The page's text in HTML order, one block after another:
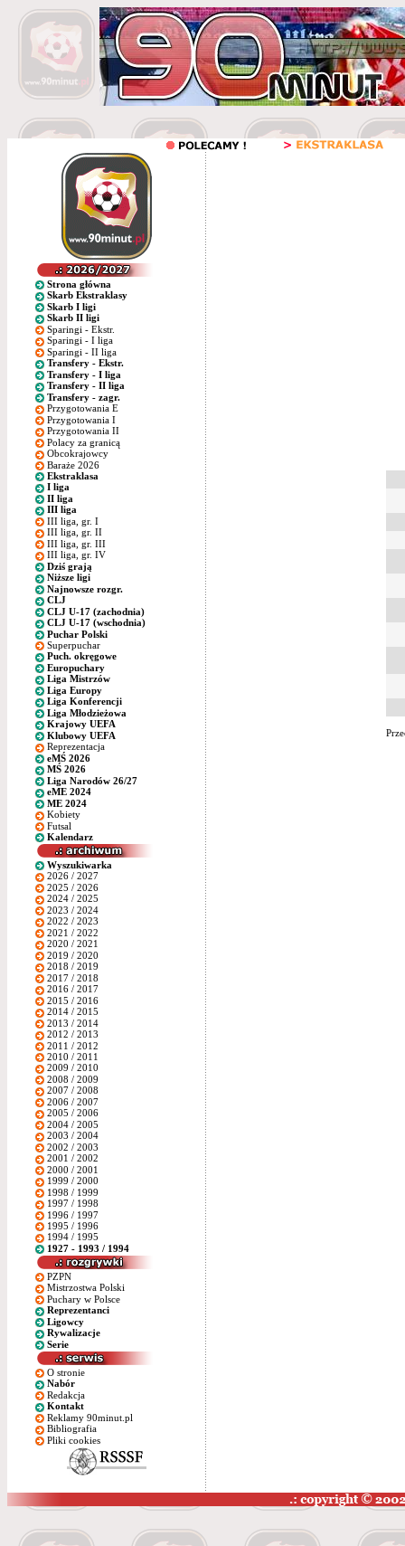
Strona główna
Skarb Ekstraklasy
Skarb I ligi
Skarb II ligi
Sparingi - Ekstr.
Sparingi - I liga
Sparingi - II liga
Transfery - Ekstr.
Transfery - I liga
Transfery - II liga
Transfery - zagr.
Przygotowania E
Przygotowania I
Przygotowania II
Polacy za granicą
Obcokrajowcy
Baraże 2026
Ekstraklasa
I liga
II liga
III liga
III liga, gr. I
III liga, gr. II
III liga, gr. III
III liga, gr. IV
Dziś grają
Niższe ligi
Najnowsze rozgr.
CLJ
CLJ U-17 (zachodnia)
CLJ U-17 (wschodnia)
Puchar Polski
Superpuchar
Puch. okręgowe
Europuchary
Liga Mistrzów
Liga Europy
Liga Konferencji
Liga Młodzieżowa
Krajowy UEFA
Klubowy UEFA
Reprezentacja
eMŚ 2026
MŚ 2026
Liga Narodów 26/27
eME 2024
ME 2024
Kobiety
Futsal
Kalendarz
Wyszukiwarka
2026 / 2027
2025 / 2026
2024 / 2025
2023 / 2024
2022 / 2023
2021 / 2022
2020 / 2021
2019 / 2020
2018 / 2019
2017 / 2018
2016 / 2017
2015 / 2016
2014 / 2015
2013 / 2014
2012 / 2013
2011 / 2012
2010 / 2011
2009 / 2010
2008 / 2009
2007 / 2008
2006 / 2007
2005 / 2006
2004 / 2005
2003 / 2004
2002 / 2003
2001 / 2002
2000 / 2001
1999 / 2000
1998 / 1999
1997 / 1998
1996 / 1997
1995 / 1996
1994 / 1995
1927 - 1993 / 1994
PZPN
Mistrzostwa Polski
Puchary w Polsce
Reprezentanci
Ligowcy
Rywalizacje
Serie
O stronie
Nabór
Redakcja
Kontakt
Reklamy 90minut.pl
Bibliografia
Pliki cookies